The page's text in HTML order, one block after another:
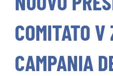
Calendario
Classifiche
Regolamenti
COMITATO V
CAMPANIA